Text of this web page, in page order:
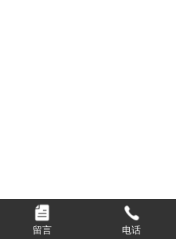
留言 电话